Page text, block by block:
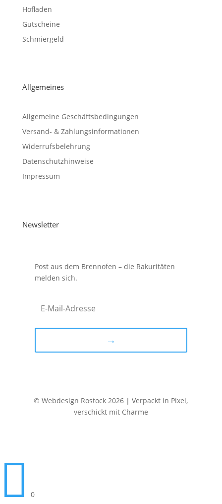
Hofladen
Gutscheine
Schmiergeld
Allgemeines
Allgemeine Geschäftsbedingungen
Versand- & Zahlungsinformationen
Widerrufsbelehrung
Datenschutzhinweise
Impressum
Newsletter
Post aus dem Brennofen – die Rakuritäten
melden sich.
→
© Webdesign Rostock 2026 | Verpackt in Pixel,
verschickt mit Charme
 0